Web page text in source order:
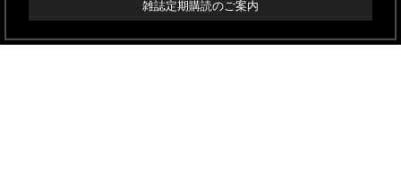
雑誌定期購読のご案内